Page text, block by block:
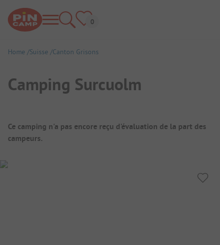
Home Suisse Canton Grisons
Camping Surcuolm
Aperçu du camping
Ce camping n'a pas encore reçu d'évaluation de la part des
campeurs.